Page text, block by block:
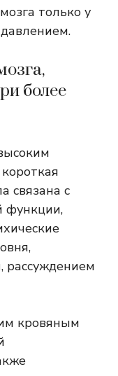
только у
более
связана с
функции,
рассуждением
кровяным